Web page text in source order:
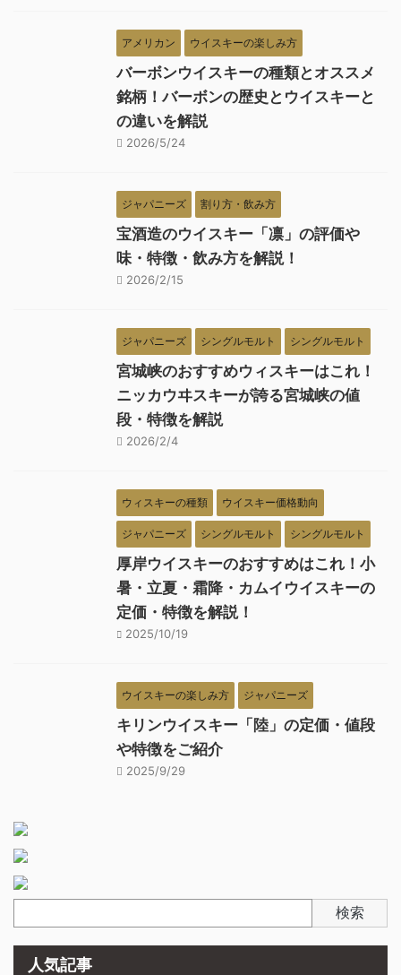
アメリカン ウイスキーの楽しみ方
バーボンウイスキーの種類とオススメ
銘柄！バーボンの歴史とウイスキーと
の違いを解説
2026/5/24
ジャパニーズ 割り方・飲み方
宝酒造のウイスキー「凛」の評価や
味・特徴・飲み方を解説！
2026/2/15
ジャパニーズ シングルモルト シングルモルト
宮城峡のおすすめウィスキーはこれ！
ニッカウヰスキーが誇る宮城峡の値
段・特徴を解説
2026/2/4
ウィスキーの種類 ウイスキー価格動向
ジャパニーズ シングルモルト シングルモルト
厚岸ウイスキーのおすすめはこれ！小
暑・立夏・霜降・カムイウイスキーの
定価・特徴を解説！
2025/10/19
ウイスキーの楽しみ方 ジャパニーズ
キリンウイスキー「陸」の定価・値段
や特徴をご紹介
2025/9/29
検索
人気記事